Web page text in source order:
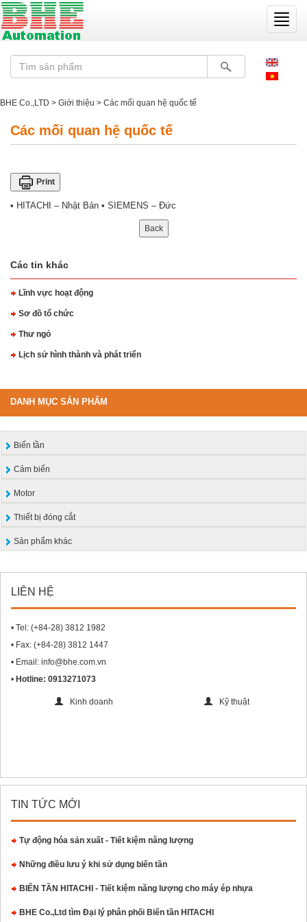
Toggle
BHE Co.,LTD > Giới thiệu > Các mối quan hệ quốc tế
Các mối quan hệ quốc tế
Print
• HITACHI – Nhật Bản • SIEMENS – Đức
Các tin khác
Lĩnh vực hoạt động
Sơ đồ tổ chức
Thư ngỏ
Lịch sử hình thành và phát triển
DANH MỤC SẢN PHẨM
Biến tần
Cảm biến
Motor
Thiết bị đóng cắt
Sản phẩm khác
LIÊN HỆ
• Tel: (+84-28) 3812 1982
• Fax: (+84-28) 3812 1447
• Email: info@bhe.com.vn
• Hotline: 0913271073
Kinh doanh Kỹ thuật
TIN TỨC MỚI
Tự động hóa sản xuất - Tiết kiệm năng lượng
Những điều lưu ý khi sử dụng biến tần
BIẾN TẦN HITACHI - Tiết kiệm năng lượng cho máy ép nhựa
BHE Co.,Ltd tìm Đại lý phân phối Biến tần HITACHI